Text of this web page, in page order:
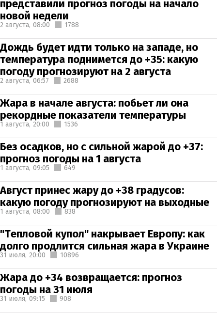
представили прогноз погоды на начало
новой недели
2 августа, 08:00 1788
Дождь будет идти только на западе, но
температура поднимется до +35: какую
погоду прогнозируют на 2 августа
2 августа, 06:57 2688
Жара в начале августа: побьет ли она
рекордные показатели температуры
1 августа, 20:00 1536
Без осадков, но с сильной жарой до +37:
прогноз погоды на 1 августа
1 августа, 09:05 649
Август принес жару до +38 градусов:
какую погоду прогнозируют на выходные
1 августа, 08:00 838
"Тепловой купол" накрывает Европу: как
долго продлится сильная жара в Украине
31 июля, 20:00 10896
Жара до +34 возвращается: прогноз
погоды на 31 июля
31 июля, 09:15 908